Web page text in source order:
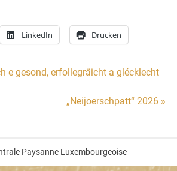
LinkedIn Drucken
e gesond, erfollegräicht a glécklecht
„Neijoerschpatt“ 2026 »
Paysanne Luxembourgeoise